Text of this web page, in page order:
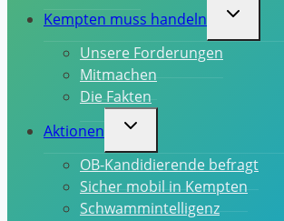
Kempten muss handeln
Untermenü
umschalten
Unsere Forderungen
Mitmachen
Die Fakten
Aktionen
Untermenü
umschalten
OB-Kandidierende befragt
Sicher mobil in Kempten
Schwammintelligenz